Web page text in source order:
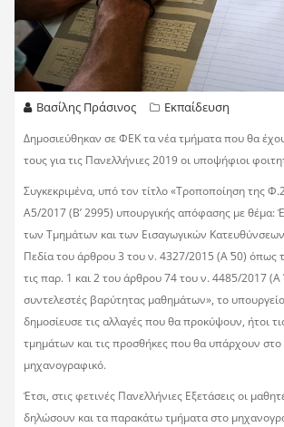
Βασίλης Πράσινος Εκπαίδευση
Δημοσιεύθηκαν σε ΦΕΚ τα νέα τμήματα που θα
τους για τις Πανελλήνιες 2019 οι υποψήφιοι
Συγκεκριμένα, υπό τον τίτλο «Τροποποίηση της
Α5/2017 (Β’ 2995) υπουργικής απόφασης με θέμα:
των Τμημάτων και των Εισαγωγικών
Πεδία του άρθρου 3 του ν. 4327/2015 (Α΄ 50) όπως
τις παρ. 1 και 2 του άρθρου 74 του ν. 4485/2017 (Α΄
συντελεστές βαρύτητας μαθημάτων», το
δημοσίευσε τις αλλαγές που θα προκύψουν, ήτοι
τμημάτων και τις προσθήκες που θα υπάρχουν στο
μηχανογραφικό.
Έτσι, στις φετινές Πανελλήνιες Εξετάσεις οι
δηλώσουν και τα παρακάτω τμήματα στο